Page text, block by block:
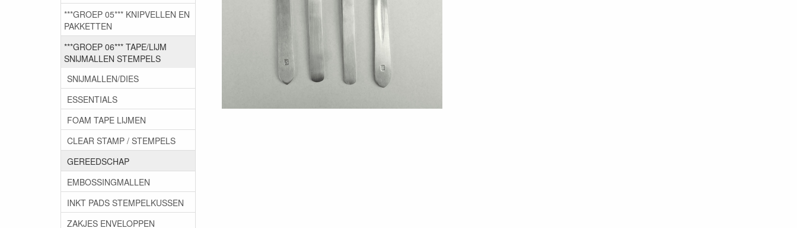
***GROEP 05*** KNIPVELLEN EN
PAKKETTEN
***GROEP 06*** TAPE/LIJM
SNIJMALLEN STEMPELS
SNIJMALLEN/DIES
ESSENTIALS
FOAM TAPE LIJMEN
CLEAR STAMP / STEMPELS
GEREEDSCHAP
EMBOSSINGMALLEN
INKT PADS STEMPELKUSSEN
ZAKJES ENVELOPPEN